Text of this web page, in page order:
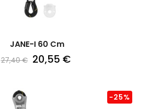
JANE-I 60 Cm
27,40 € 20,55 €
-25%